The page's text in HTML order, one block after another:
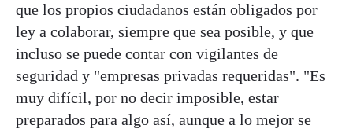
que los propios ciudadanos están obligados por
ley a colaborar, siempre que sea posible, y que
incluso se puede contar con vigilantes de
seguridad y "empresas privadas requeridas". "Es
muy difícil, por no decir imposible, estar
preparados para algo así, aunque a lo mejor se